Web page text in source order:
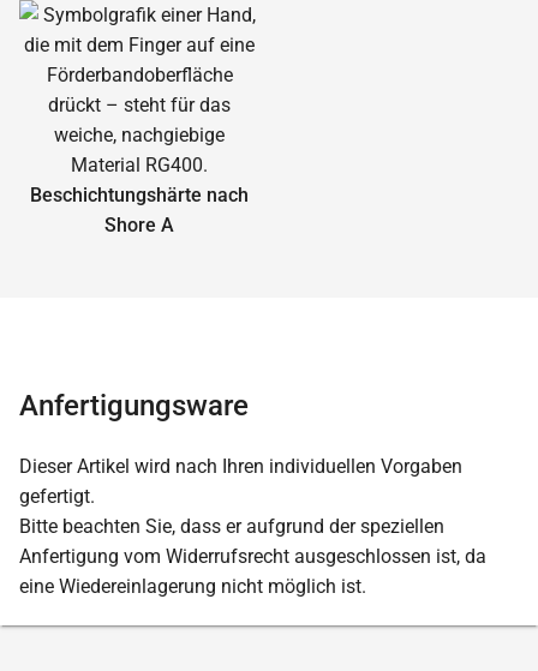
Beschichtungshärte nach
Shore A
Anfertigungsware
Dieser Artikel wird nach Ihren individuellen Vorgaben
gefertigt.
Bitte beachten Sie, dass er aufgrund der speziellen
Anfertigung vom Widerrufsrecht ausgeschlossen ist, da
eine Wiedereinlagerung nicht möglich ist.